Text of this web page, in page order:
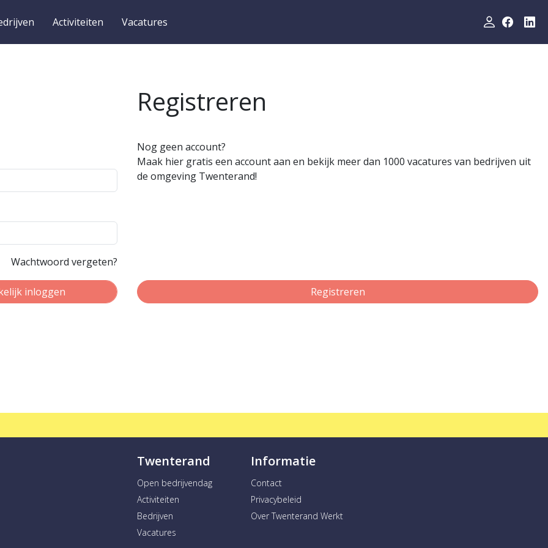
Activiteiten Vacatures
Wachtwoord vergeten?
inloggen
Registreren
Nog geen account?
Maak hier gratis een account aan en bekijk meer dan 1000 vacatures van bedrijven uit
de omgeving Twenterand!
Registreren
Twenterand
Open bedrijvendag
Activiteiten
Bedrijven
Vacatures
Informatie
Contact
Privacybeleid
Over Twenterand Werkt